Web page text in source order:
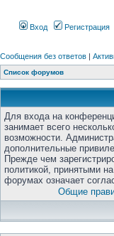
Вход Регистрация
Сообщения без ответов |
Список форумов
Для входа на
занимает всего
возможности.
дополнительные
Прежде чем
политикой, принятыми
форумах означает
Общие